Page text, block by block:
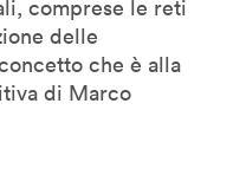
comprese le reti
delle
che è alla
di Marco